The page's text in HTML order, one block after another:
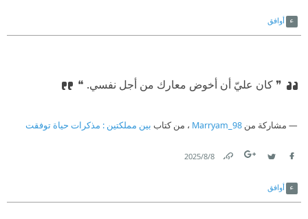
أوافق
❞ كان عليّ أن أخوض معارك من أجل نفسي. ❝
مشاركة من Marryam_98 ، من كتاب بين مملكتين : مذكرات حياة توفقت
8‏/8‏/2025
أوافق